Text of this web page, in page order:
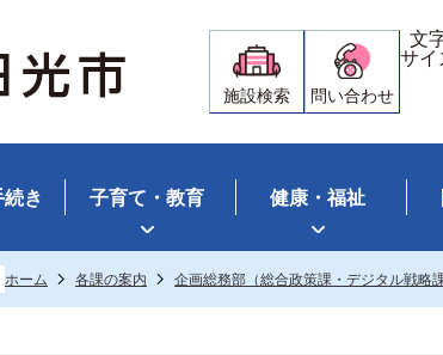
施設検索 問い合わせ
文
サイ
き 子育て・教育 健康・福祉
ホーム 各課の案内 企画総務部（総合政策課・デジタル戦略